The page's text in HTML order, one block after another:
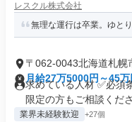
レスクル株式会社
無理な運行は卒業。ゆと
〒062-0043北海道札幌
月給27万5000円～45万
求めている人材 ✅必
限定の方もご相談くださ
業界未経験歓迎 +27個